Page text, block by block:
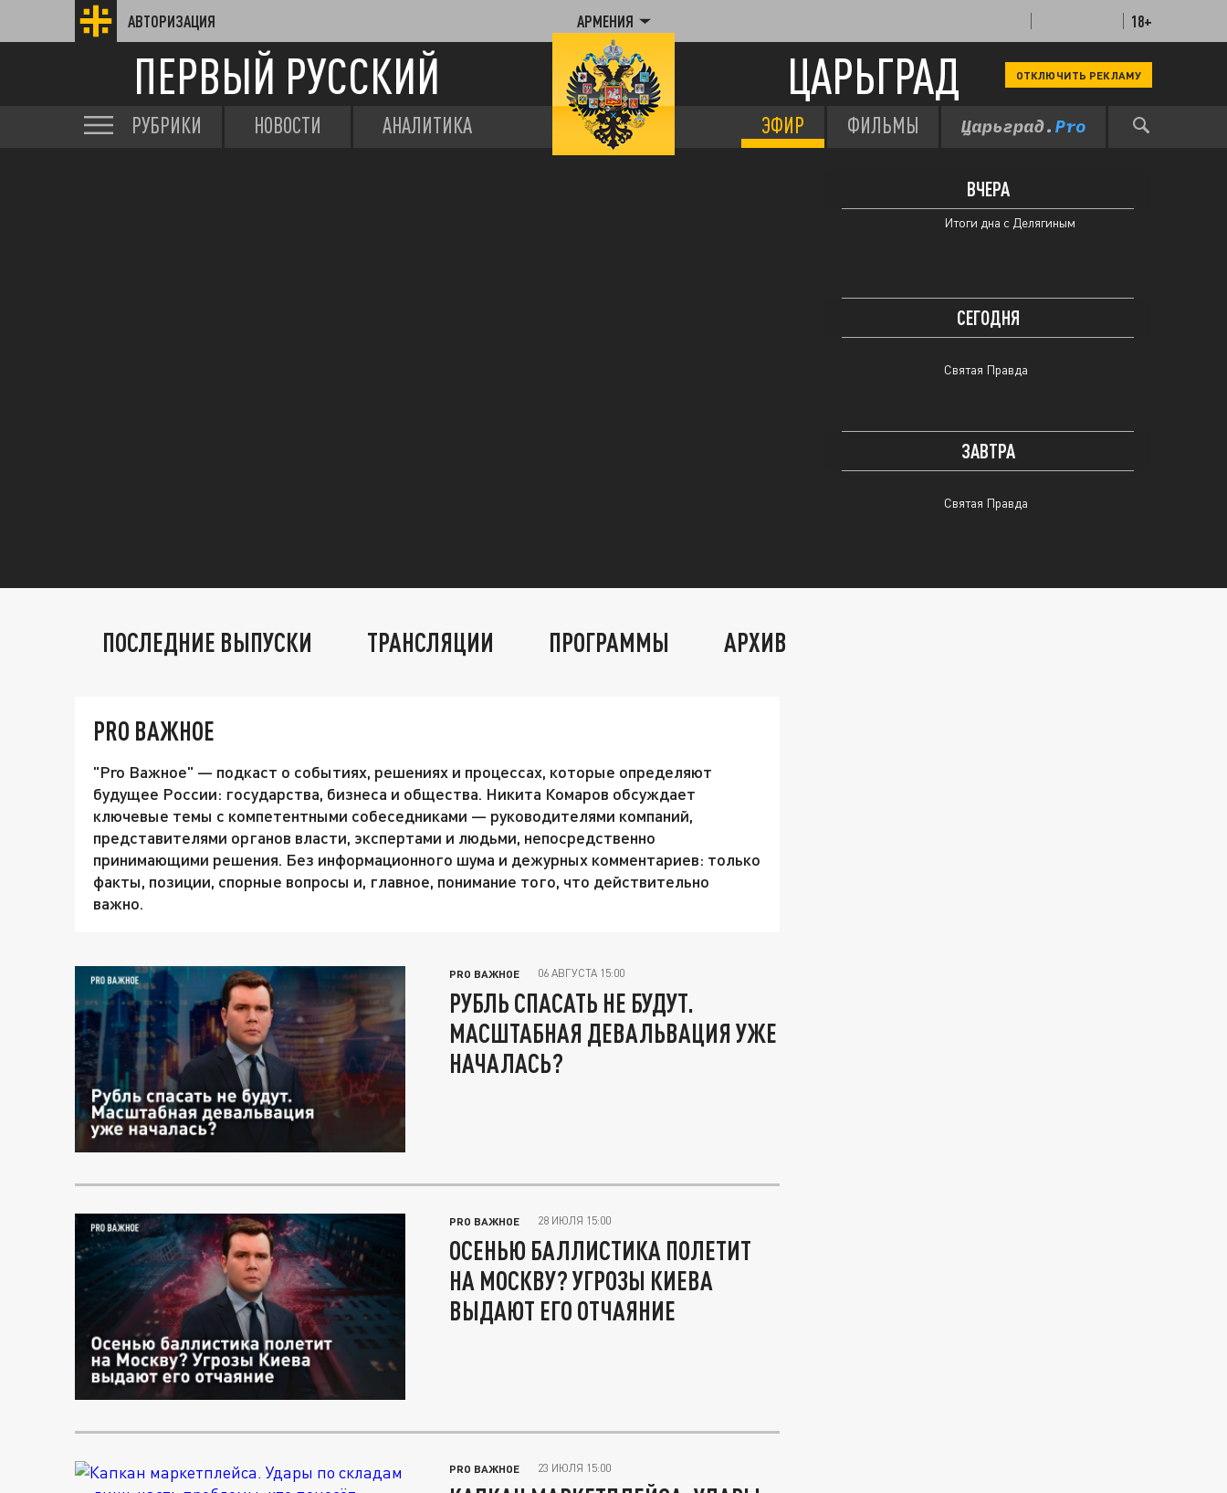
АВТОРИЗАЦИЯ АРМЕНИЯ 18+
ПЕРВЫЙ РУССКИЙ ЦАРЬГРАД ОТКЛЮЧИТЬ РЕКЛАМУ
РУБРИКИ НОВОСТИ АНАЛИТИКА ЭФИР ФИЛЬМЫ
ВЧЕРА
Мы в курсе
Итоги дна с Делягиным
СЕГОДНЯ
Святая Правда
ЗАВТРА
Святая Правда
ПОСЛЕДНИЕ ВЫПУСКИ ТРАНСЛЯЦИИ ПРОГРАММЫ АРХИВ
PRO ВАЖНОЕ
"Pro Важное" — подкаст о событиях, решениях и процессах, которые определяют
будущее России: государства, бизнеса и общества. Никита Комаров обсуждает
ключевые темы с компетентными собеседниками — руководителями компаний,
представителями органов власти, экспертами и людьми, непосредственно
принимающими решения. Без информационного шума и дежурных комментариев: только
факты, позиции, спорные вопросы и, главное, понимание того, что действительно
важно.
PRO ВАЖНОЕ 06 АВГУСТА 15:00
РУБЛЬ СПАСАТЬ НЕ БУДУТ.
МАСШТАБНАЯ ДЕВАЛЬВАЦИЯ УЖЕ
НАЧАЛАСЬ?
PRO ВАЖНОЕ 28 ИЮЛЯ 15:00
ОСЕНЬЮ БАЛЛИСТИКА ПОЛЕТИТ
НА МОСКВУ? УГРОЗЫ КИЕВА
ВЫДАЮТ ЕГО ОТЧАЯНИЕ
PRO ВАЖНОЕ 23 ИЮЛЯ 15:00